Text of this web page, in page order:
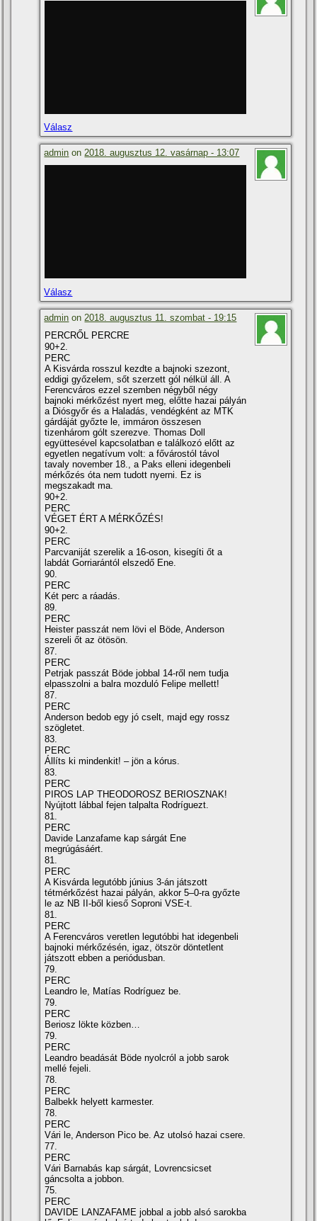
Válasz
admin on2018. augusztus 12. vasárnap - 13:07
Válasz
admin on 2018. augusztus 11. szombat - 19:15
PERCRŐL PERCRE
90+2.
PERC
A Kisvárda rosszul kezdte a bajnoki szezont,
eddigi győzelem, sőt szerzett gól nélkül áll. A
Ferencváros ezzel szemben négyből négy
bajnoki mérkőzést nyert meg, előtte hazai pályán
a Diósgyőr és a Haladás, vendégként az MTK
gárdáját győzte le, immáron összesen
tizenhárom gólt szerezve. Thomas Doll
együttesével kapcsolatban e találkozó előtt az
egyetlen negatí­vum volt: a fővárostól távol
tavaly november 18., a Paks elleni idegenbeli
mérkőzés óta nem tudott nyerni. Ez is
megszakadt ma.
90+2.
PERC
VÉGET ÉRT A MÉRKŐZÉS!
90+2.
PERC
Parcvaniját szerelik a 16-oson, kisegí­ti őt a
labdát Gorriarántól elszedő Ene.
90.
PERC
Két perc a ráadás.
89.
PERC
Heister passzát nem lövi el Böde, Anderson
szereli őt az ötösön.
87.
PERC
Petrjak passzát Böde jobbal 14-ről nem tudja
elpasszolni a balra mozduló Felipe mellett!
87.
PERC
Anderson bedob egy jó cselt, majd egy rossz
szögletet.
83.
PERC
Állí­ts ki mindenkit! – jön a kórus.
83.
PERC
PIROS LAP THEODOROSZ BERIOSZNAK!
Nyújtott lábbal fejen talpalta Rodrí­guezt.
81.
PERC
Davide Lanzafame kap sárgát Ene
megrúgásáért.
81.
PERC
A Kisvárda legutóbb június 3-án játszott
tétmérkőzést hazai pályán, akkor 5–0-ra győzte
le az NB II-ből kieső Soproni VSE-t.
81.
PERC
A Ferencváros veretlen legutóbbi hat idegenbeli
bajnoki mérkőzésén, igaz, ötször döntetlent
játszott ebben a periódusban.
79.
PERC
Leandro le, Matí­as Rodrí­guez be.
79.
PERC
Beriosz lökte közben…
79.
PERC
Leandro beadását Böde nyolcról a jobb sarok
mellé fejeli.
78.
PERC
Balbekk helyett karmester.
78.
PERC
Vári le, Anderson Pico be. Az utolsó hazai csere.
77.
PERC
Vári Barnabás kap sárgát, Lovrencsicset
gáncsolta a jobbon.
75.
PERC
DAVIDE LANZAFAME jobbal a jobb alsó sarokba